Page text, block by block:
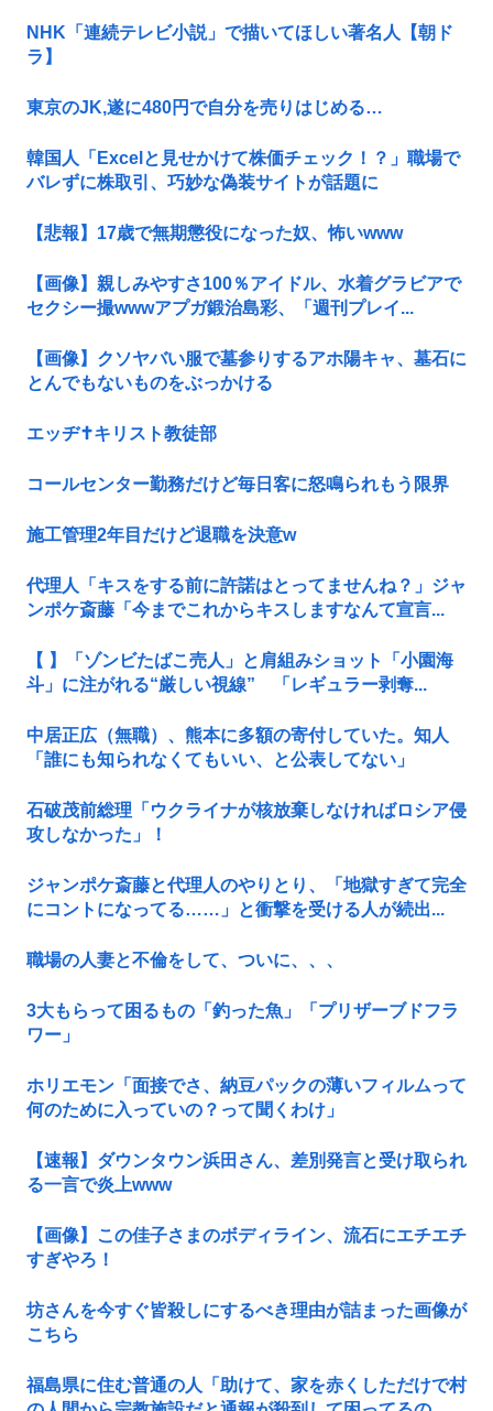
NHK「連続テレビ小説」で描いてほしい著名人【朝ド
ラ】
東京のJK,遂に480円で自分を売りはじめる…
韓国人「Excelと見せかけて株価チェック！？」職場で
バレずに株取引、巧妙な偽装サイトが話題に
【悲報】17歳で無期懲役になった奴、怖いwww
【画像】親しみやすさ100％アイドル、水着グラビアで
セクシー撮wwwアプガ鍛治島彩、「週刊プレイ...
【画像】クソヤバい服で墓参りするアホ陽キャ、墓石に
とんでもないものをぶっかける
エッヂ✝️キリスト教徒部
コールセンター勤務だけど毎日客に怒鳴られもう限界
施工管理2年目だけど退職を決意w
代理人「キスをする前に許諾はとってませんね？」ジャ
ンポケ斎藤「今までこれからキスしますなんて宣言...
【 】「ゾンビたばこ売人」と肩組みショット「小園海
斗」に注がれる“厳しい視線” 「レギュラー剥奪...
中居正広（無職）、熊本に多額の寄付していた。知人
「誰にも知られなくてもいい、と公表してない」
石破茂前総理「ウクライナが核放棄しなければロシア侵
攻しなかった」！
ジャンポケ斎藤と代理人のやりとり、「地獄すぎて完全
にコントになってる……」と衝撃を受ける人が続出...
職場の人妻と不倫をして、ついに、、、
3大もらって困るもの「釣った魚」「プリザーブドフラ
ワー」
ホリエモン「面接でさ、納豆パックの薄いフィルムって
何のために入っていの？って聞くわけ」
【速報】ダウンタウン浜田さん、差別発言と受け取られ
る一言で炎上www
【画像】この佳子さまのボディライン、流石にエチエチ
すぎやろ！
坊さんを今すぐ皆殺しにするべき理由が詰まった画像が
こちら
福島県に住む普通の人「助けて、家を赤くしただけで村